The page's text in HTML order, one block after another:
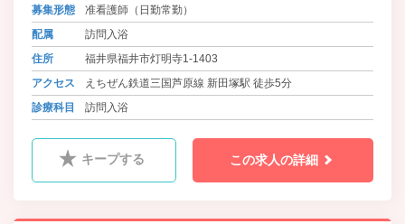
募集形態
准看護師（日勤常勤）
配属
訪問入浴
住所
福井県福井市灯明寺1-1403
アクセス
えちぜん鉄道三国芦原線 新田塚駅 徒歩5分
診療科目
訪問入浴
キープする この求人の詳細